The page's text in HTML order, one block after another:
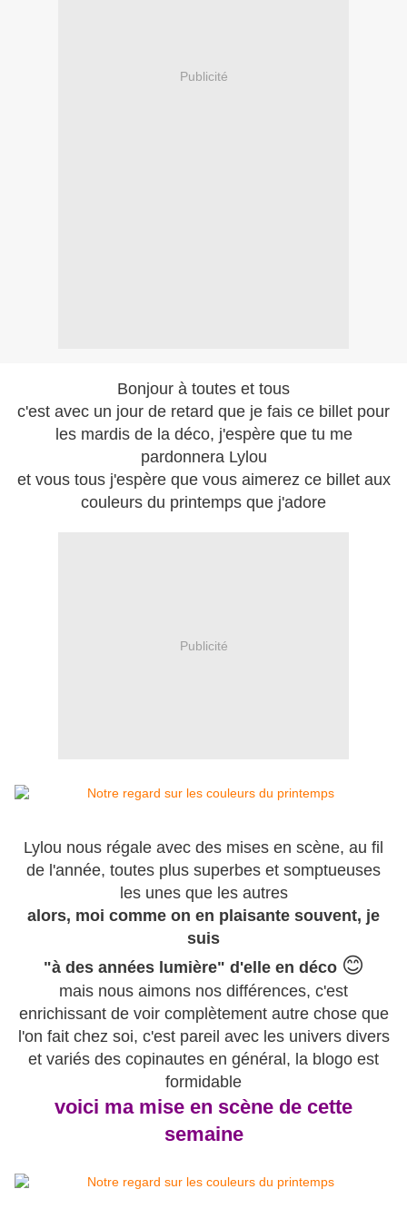
Publicité
Bonjour à toutes et tous
c'est avec un jour de retard que je fais ce billet pour
les mardis de la déco, j'espère que tu me
pardonnera Lylou
et vous tous j'espère que vous aimerez ce billet aux
couleurs du printemps que j'adore
Publicité
Lylou nous régale avec des mises en scène, au fil
de l'année, toutes plus superbes et somptueuses
les unes que les autres
alors, moi comme on en plaisante souvent, je
suis
"à des années lumière" d'elle en déco 😊
mais nous aimons nos différences, c'est
enrichissant de voir complètement autre chose que
l'on fait chez soi, c'est pareil avec les univers divers
et variés des copinautes en général, la blogo est
formidable
voici ma mise en scène de cette
semaine